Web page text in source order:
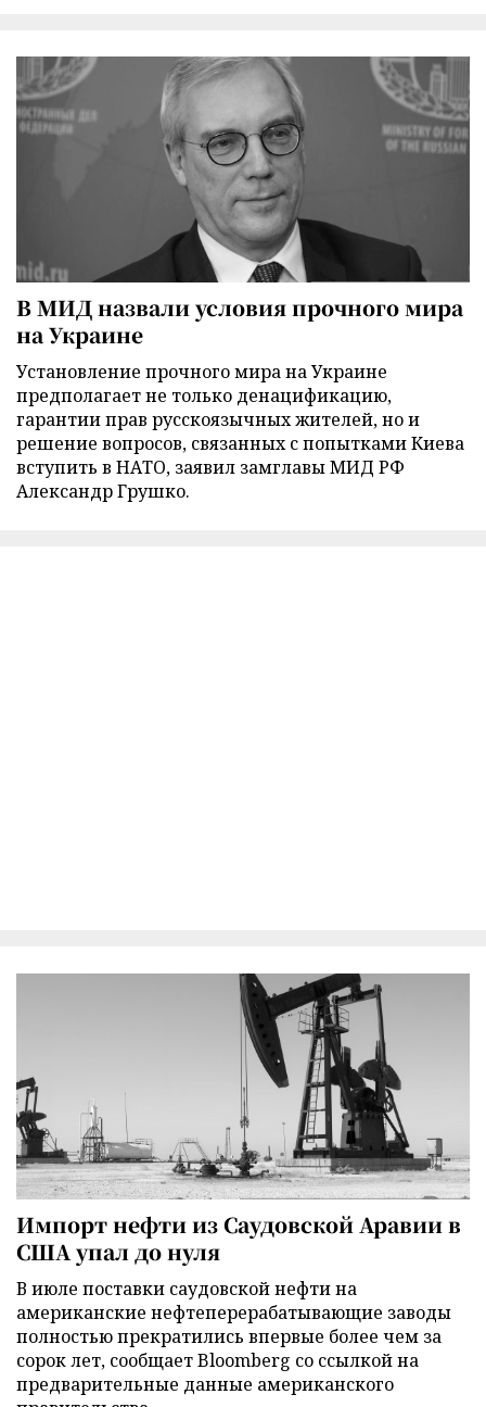
В МИД назвали условия прочного мира
на Украине
Установление прочного мира на Украине
предполагает не только денацификацию,
гарантии прав русскоязычных жителей, но и
решение вопросов, связанных с попытками Киева
вступить в НАТО, заявил замглавы МИД РФ
Александр Грушко.
Импорт нефти из Саудовской Аравии в
США упал до нуля
В июле поставки саудовской нефти на
американские нефтеперерабатывающие заводы
полностью прекратились впервые более чем за
сорок лет, сообщает Bloomberg со ссылкой на
предварительные данные американского